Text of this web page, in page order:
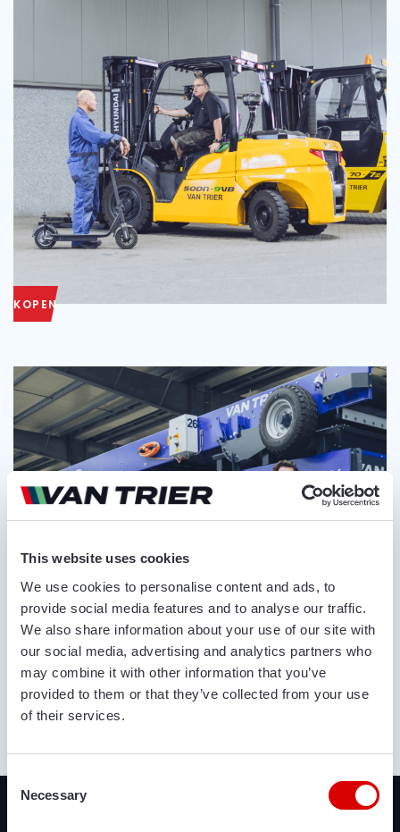
This website uses cookies
We use cookies to personalise content and ads, to
provide social media features and to analyse our traffic.
We also share information about your use of our site with
our social media, advertising and analytics partners who
may combine it with other information that you’ve
provided to them or that they’ve collected from your use
of their services.
Consent
Selection
Necessary
KOPEN
Recent toegevoegd